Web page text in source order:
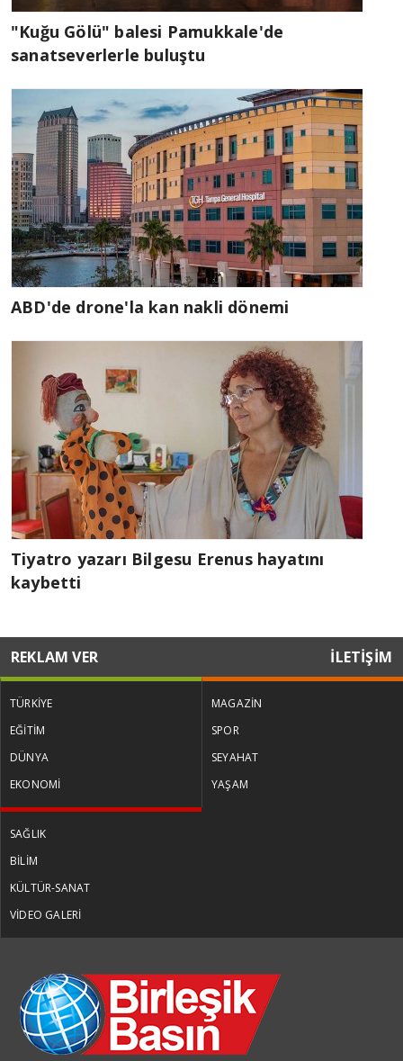
"Kuğu Gölü" balesi Pamukkale'de
sanatseverlerle buluştu
ABD'de drone'la kan nakli dönemi
Tiyatro yazarı Bilgesu Erenus hayatını
kaybetti
REKLAM VER İLETİŞİM
TÜRKİYE
EĞİTİM
DÜNYA
EKONOMİ
MAGAZİN
SPOR
SEYAHAT
YAŞAM
SAĞLIK
BİLİM
KÜLTÜR-SANAT
VİDEO GALERİ